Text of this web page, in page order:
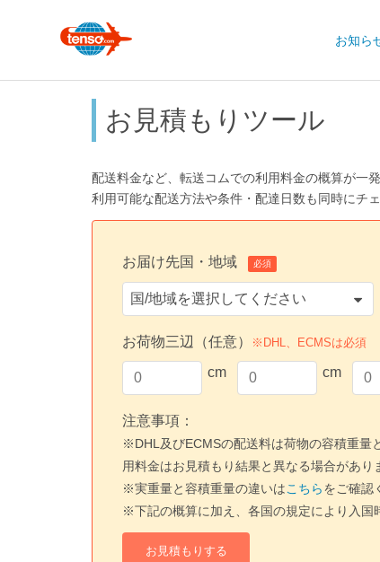
お知ら
お見積もりツール
配送料金など、転送コムでの利用料金の概算が一発
利用可能な配送方法や条件・配達日数も同時にチェ
お届け先国・地域 必須
お荷物三辺（任意） ※DHL、ECMSは必須
cm cm
注意事項：
※DHL及びECMSの配送料は荷物の容積重量
用料金はお見積もり結果と異なる場合があり
※実重量と容積重量の違いはこちら をご確認
※下記の概算に加え、各国の規定により入国